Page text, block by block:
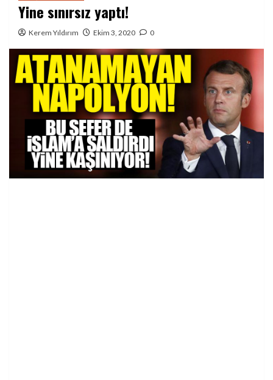
Yine sınırsız yaptı!
Kerem Yıldırım Ekim 3, 2020 0